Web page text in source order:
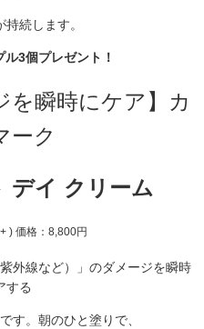
続します。
3個プレゼント！
を瞬時にケア】カ
ーク
デイ クリーム
) 価格：8, 800円
外線など）」のダメージを瞬時
する
す。 朝のひと塗りで、